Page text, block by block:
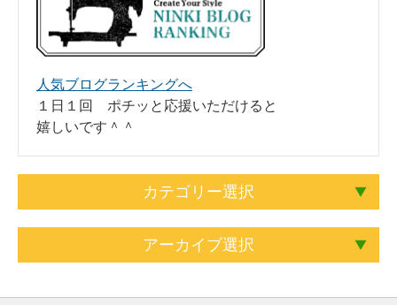
人気ブログランキングへ
１日１回 ポチッと応援いただけると
嬉しいです＾＾
カテゴリー選択
アーカイブ選択